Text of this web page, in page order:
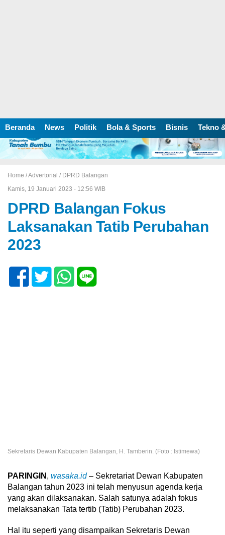
Beranda News Politik Bola & Sports Bisnis Tekno
Home /Advertorial / DPRD Balangan
Kamis, 19 Januari 2023 - 12:56 WIB
DPRD Balangan Fokus
Laksanakan Tatib Perubahan
2023
Sekretaris Dewan Kabupaten Balangan, H. Tamberin. (Foto : Istimewa)
PARINGIN , wasaka.id– Sekretariat Dewan Kabupaten
Balangan tahun 2023 ini telah menyusun agenda kerja
yang akan dilaksanakan. Salah satunya adalah fokus
melaksanakan Tata tertib (Tatib) Perubahan 2023.
Hal itu seperti yang disampaikan Sekretaris Dewan